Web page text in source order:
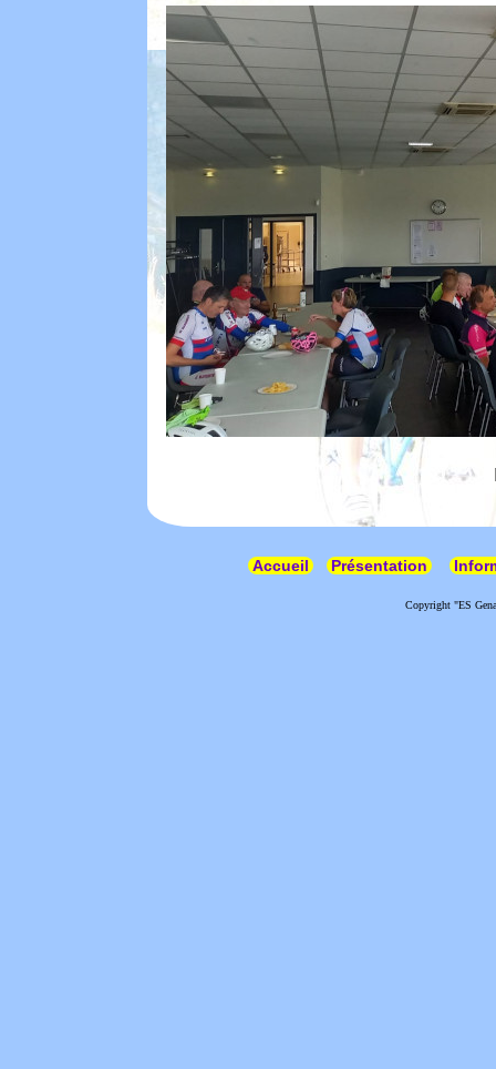
Accueil Présentation
Copyright "ES